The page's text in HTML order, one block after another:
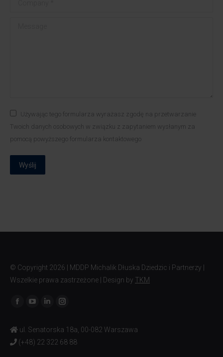
Używając tego formularza wyrażasz zgodę na przetwarzanie
Twoich danych osobowych w związku z zapytaniem wysłanym za
pomocą powyższego formularza kontaktowego
Wyślij
© Copyright 2026 | MDDP Michalik Dłuska Dziedzic i Partnerzy |
Wszelkie prawa zastrzeżone | Design by TKM
Znajdź nas na:
ul. Senatorska 18a, 00-082 Warszawa
(+48) 22 322 68 88